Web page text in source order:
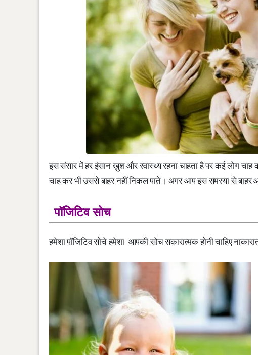
इस संसार में हर इंसान ख़ुश और स्वास्थ्य रहना चाहता है पर कई लोग चाह
चाह कर भी उससे बाहर नहीं निकल पाते। अगर आप इस समस्या से
पॉजिटिव सोच
हमेशा पॉजिटिव सोचे हमेशा आपकी सोच सकारात्मक होनी चाहिए